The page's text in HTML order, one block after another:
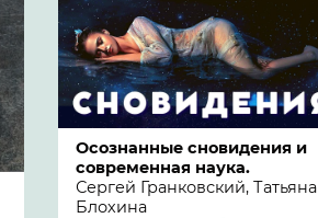
Осознанные сновидения и
современная наука.
Сергей Гранковский, Татьяна
Блохина